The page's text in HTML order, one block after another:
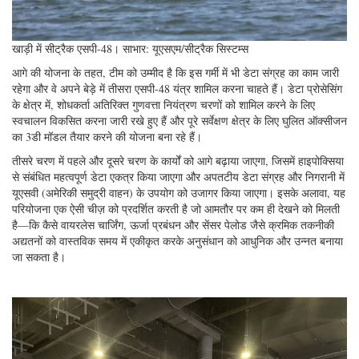
खाड़ी में सीट्रैक एसपी-48। साभार: यूएसएम/सीट्रैक सिस्टम्स
आगे की योजना के तहत, टीम को उम्मीद है कि इस गर्मी में भी डेटा संग्रह का काम जारी
रहेगा और वे अपने बेड़े में तीसरा एसपी-48 यंत्र शामिल करना चाहते हैं। डेटा प्रोसेसिंग
के क्षेत्र में, शोधकर्ता अतिरिक्त गुणवत्ता नियंत्रण चरणों को शामिल करने के लिए
स्वचालन विकसित करना जारी रखे हुए हैं और पूरे सर्वेक्षण क्षेत्र के लिए घुलित ऑक्सीजन
का 3डी मॉडल तैयार करने की योजना बना रहे हैं।
तीसरे चरण में पहले और दूसरे चरण के कार्यों को आगे बढ़ाया जाएगा, जिसमें हाइपोक्सिया
से संबंधित महत्वपूर्ण डेटा एकत्र किया जाएगा और अपतटीय डेटा संग्रह और निगरानी में
यूएसवी (अमेरिकी समुद्री वाहन) के उपयोग को उजागर किया जाएगा। इसके अलावा, यह
परियोजना एक ऐसी चीज़ को प्रदर्शित करती है जो आमतौर पर कम ही देखने को मिलती
है—कि कैसे वायरलेस चार्जिंग, ऊर्जा प्रबंधन और सेंसर पेलोड जैसे क्रमिक तकनीकी
अद्यतनों को वास्तविक समय में एकीकृत करके अनुसंधान को आधुनिक और उन्नत बनाया
जा सकता है।